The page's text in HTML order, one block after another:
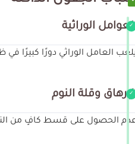
الوراثية
العامل الوراثي دورًا كبيرًا
وقلة النوم
الحصول على قسط كافٍ من